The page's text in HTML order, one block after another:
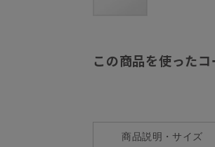
この商品を使った
商品説明・サイズ